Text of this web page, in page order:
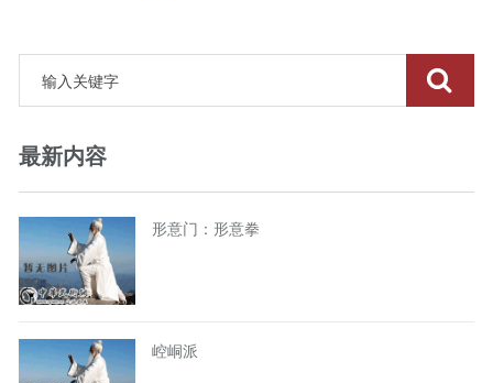
最新内容
形意门：形意拳
崆峒派